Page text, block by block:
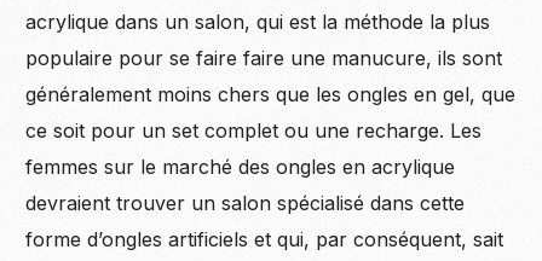
acrylique dans un salon, qui est la méthode la plus
populaire pour se faire faire une manucure, ils sont
généralement moins chers que les ongles en gel, que
ce soit pour un set complet ou une recharge. Les
femmes sur le marché des ongles en acrylique
devraient trouver un salon spécialisé dans cette
forme d’ongles artificiels et qui, par conséquent, sait